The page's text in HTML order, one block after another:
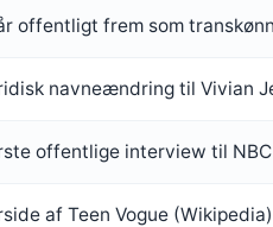
offentligt frem som
navneændring til Vivian
offentlige interview til
af Teen Vogue (Wikipedia)